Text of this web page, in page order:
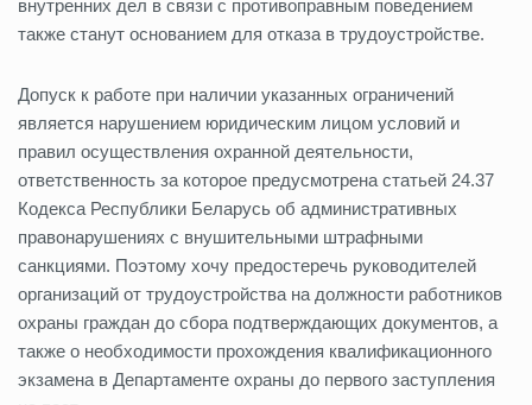
внутренних дел в связи с противоправным поведением
также станут основанием для отказа в трудоустройстве.
Допуск к работе при наличии указанных ограничений
является нарушением юридическим лицом условий и
правил осуществления охранной деятельности,
ответственность за которое предусмотрена статьей 24.37
Кодекса Республики Беларусь об административных
правонарушениях с внушительными штрафными
санкциями. Поэтому хочу предостеречь руководителей
организаций от трудоустройства на должности работников
охраны граждан до сбора подтверждающих документов, а
также о необходимости прохождения квалификационного
экзамена в Департаменте охраны до первого заступления